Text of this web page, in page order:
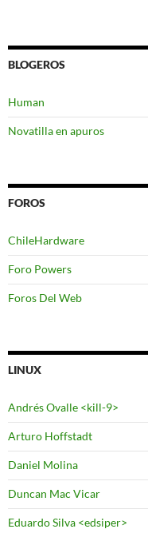
BLOGEROS
Human
Novatilla en apuros
FOROS
ChileHardware
Foro Powers
Foros Del Web
LINUX
Andrés Ovalle <kill-9>
Arturo Hoffstadt
Daniel Molina
Duncan Mac Vicar
Eduardo Silva <edsiper>